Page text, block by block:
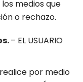
medios que
o rechazo.
– EL USUARIO
por medio